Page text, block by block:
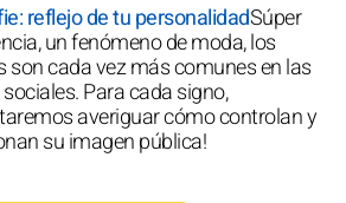
reflejo de tu personalidadSúper
un fenómeno de moda, los
son cada vez más comunes en las
Para cada signo,
averiguar cómo controlan y
su imagen pública!